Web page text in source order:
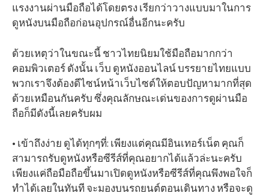
แรงงานผ่านมือถือได้โดยตรง เรียกว่าวางแบบมาในการ
ดูหนังบนมือถือก่อนอุปกรณ์อื่นอีกนะครับ
ด้วยเหตุว่าในขณะนี้ ชาวไทยนิยมใช้มือถือมากกว่า
คอมพิวเตอร์ ดังนั้น เว็บ ดูหนังออนไลน์ บรรยายไทยแบบ
พวกเราจึงต้องดีไซน์หน้าเว็บไซต์ให้ตอบปัญหามากที่สุด
ด้วยเหมือนกันครับ ซึ่งคุณลักษณะเด่นของการดูผ่านมือ
ถือก็มีดังนี้เลยครับผม
• เข้าถึงง่าย ดูได้ทุกๆที่: เพียงแต่คุณมีอินเทอร์เน็ต คุณก็
สามารถรับดูหนังหรือซีรีส์ที่คุณอยากได้แล้วล่ะนะครับ
เพียงแค่ถือมือถือขึ้นมาเปิดดูหนังหรือซีรีส์ที่คุณพึงพอใจก็
ทำได้เลยในทันที จะมองบนรถยนต์ตอนเดินทาง หรือจะดู